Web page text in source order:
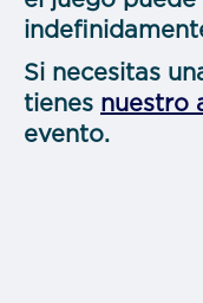
Si necesitas
tienes nuestro
evento.